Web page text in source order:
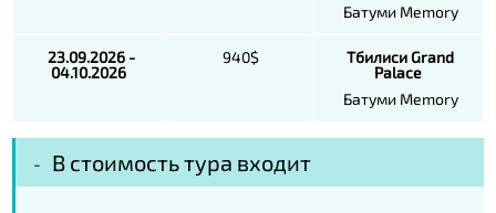
Батуми Memory
23.09.2026 -
04.10.2026
940$ ТбилисиGrand
Palace
Батуми Memory
В стоимость тура входит